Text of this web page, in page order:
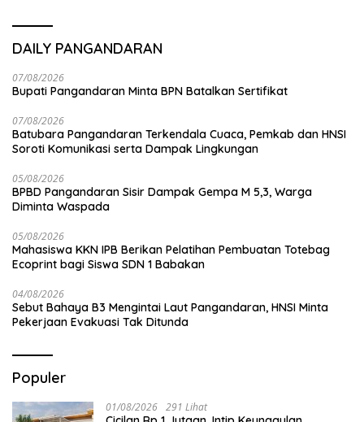
DAILY PANGANDARAN
07/08/2026
Bupati Pangandaran Minta BPN Batalkan Sertifikat
07/08/2026
Batubara Pangandaran Terkendala Cuaca, Pemkab dan HNSI
Soroti Komunikasi serta Dampak Lingkungan
05/08/2026
BPBD Pangandaran Sisir Dampak Gempa M 5,3, Warga
Diminta Waspada
05/08/2026
Mahasiswa KKN IPB Berikan Pelatihan Pembuatan Totebag
Ecoprint bagi Siswa SDN 1 Babakan
04/08/2026
Sebut Bahaya B3 Mengintai Laut Pangandaran, HNSI Minta
Pekerjaan Evakuasi Tak Ditunda
Populer
01/08/2026 291 Lihat